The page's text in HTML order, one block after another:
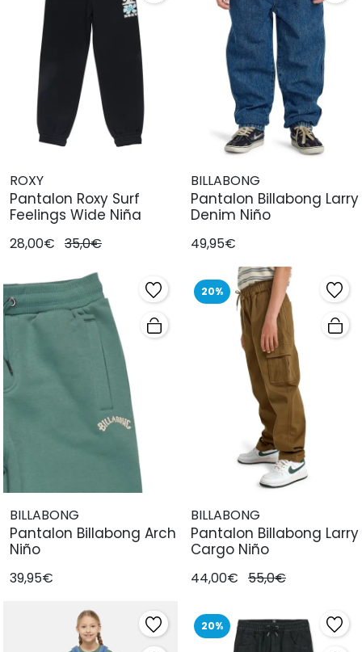
ROXY
Pantalon Roxy Surf
Feelings Wide Niña
28,00€ 35,0€
BILLABONG
Pantalon Billabong Larry
Denim Niño
49,95€
BILLABONG
Pantalon Billabong Arch
Niño
39,95€
20%
BILLABONG
Pantalon Billabong Larry
Cargo Niño
44,00€ 55,0€
20%